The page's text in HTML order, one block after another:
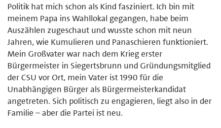
Politik hat mich schon als Kind fasziniert. Ich bin mit
meinem Papa ins Wahllokal gegangen, habe beim
Auszählen zugeschaut und wusste schon mit neun
Jahren, wie Kumulieren und Panaschieren funktioniert.
Mein Großvater war nach dem Krieg erster
Bürgermeister in Siegertsbrunn und Gründungsmitglied
der CSU vor Ort, mein Vater ist 1990 für die
Unabhängigen Bürger als Bürgermeisterkandidat
angetreten. Sich politisch zu engagieren, liegt also in der
Familie – aber die Partei ist neu.